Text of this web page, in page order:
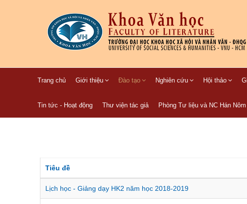
Trang chủ Giới thiệu Đào tạo Nghiên cứu Hội thảo
Tin tức - Hoạt động Thư viện tác giả Phòng Tư liệu và NC Hán Nôm
Tiêu đề
Lịch học - Giảng dạy HK2 năm học 2018-2019